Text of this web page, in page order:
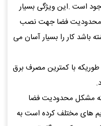
موجود است .این ویژگی بسیار
محدودیت فضا جهت نصب
باشد کار را بسیار آسان می
طوریکه با کمترین مصرف برق
که مشکل محدودیت فضا
های مختلف کرده است به